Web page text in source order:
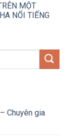
MỘT
NỔI TIẾNG
Chuyên gia